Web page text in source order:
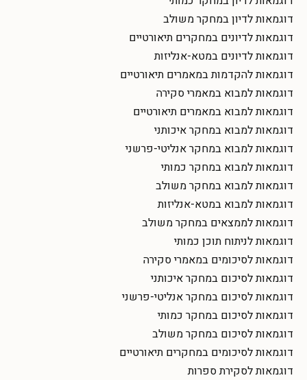
דוגמאות לדיון במחקר משולב
דוגמאות לדיונים במחקרים תיאורטיים
דוגמאות לדיונים במטא-אנליזות
דוגמאות להקדמות במאמרים תיאורטיים
דוגמאות למבוא במאמרי סקירה
דוגמאות למבוא במאמרים תיאורטיים
דוגמאות למבוא במחקר איכותני
דוגמאות למבוא במחקר אנליטי-פרשני
דוגמאות למבוא במחקר כמותי
דוגמאות למבוא במחקר משולב
דוגמאות למבוא במטא-אנליזות
דוגמאות לממצאים במחקר משולב
דוגמאות לניתוח תוכן כמותי
דוגמאות לסיכומים במאמרי סקירה
דוגמאות לסיכום במחקר איכותני
דוגמאות לסיכום במחקר אנליטי-פרשני
דוגמאות לסיכום במחקר כמותי
דוגמאות לסיכום במחקר משולב
דוגמאות לסיכומים במחקרים תיאורטיים
דוגמאות לסקירת ספרות